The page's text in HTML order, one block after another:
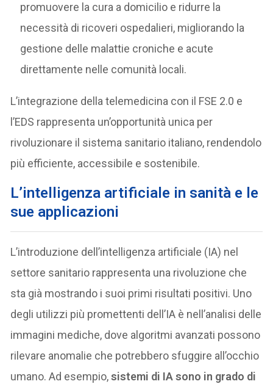
promuovere la cura a domicilio e ridurre la
necessità di ricoveri ospedalieri, migliorando la
gestione delle malattie croniche e acute
direttamente nelle comunità locali.
L’integrazione della telemedicina con il FSE 2.0 e
l’EDS rappresenta un’opportunità unica per
rivoluzionare il sistema sanitario italiano, rendendolo
più efficiente, accessibile e sostenibile.
L’intelligenza artificiale in sanità e le
sue applicazioni
L’introduzione dell’intelligenza artificiale (IA) nel
settore sanitario rappresenta una rivoluzione che
sta già mostrando i suoi primi risultati positivi. Uno
degli utilizzi più promettenti dell’IA è nell’analisi delle
immagini mediche, dove algoritmi avanzati possono
rilevare anomalie che potrebbero sfuggire all’occhio
umano. Ad esempio,sistemi di IA sono in grado di